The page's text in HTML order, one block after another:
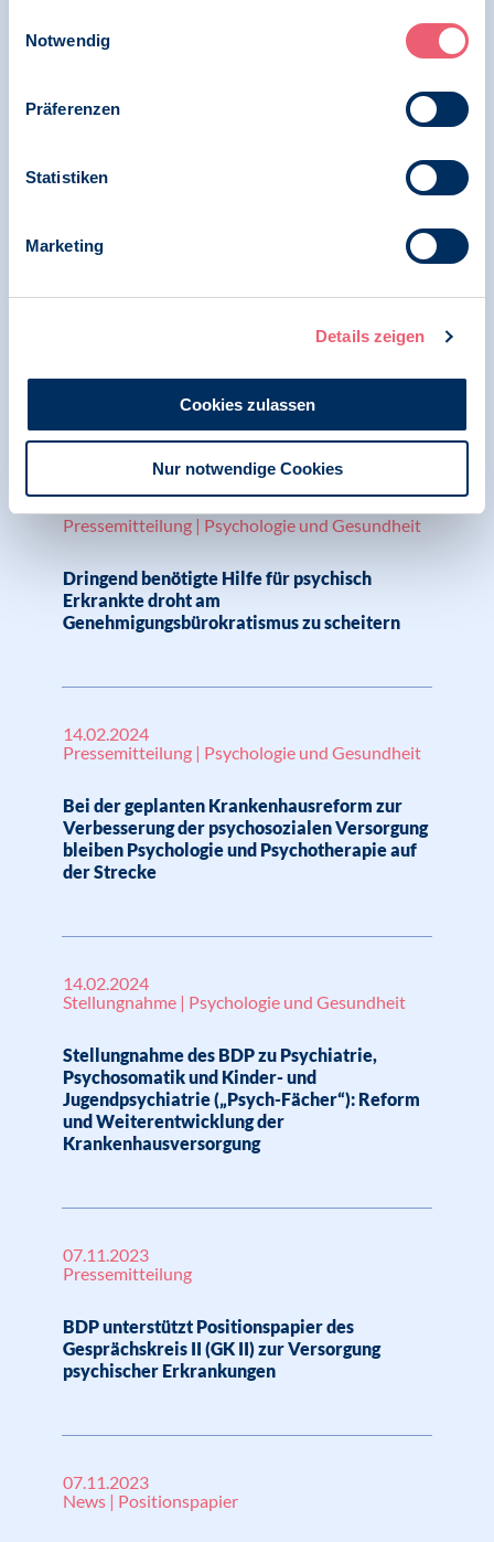
Notwendig
Präferenzen
Statistiken
Marketing
Details zeigen
Cookies zulassen
Nur notwendige Cookies
29.04.2024
Pressemitteilung | Psychologie und Gesundheit
Geplantes Gesetz zur
Versorgungsverbesserung in Krankenhäusern
Menschen brauchen eine verbesserte
Gesundheitsversorgung
31.03.2024
Versorgung wirklich verbessern!
Pressemitteilung | Psychologie und Gesundheit
Dringend benötigte Hilfe für psychisch
Erkrankte droht am
Genehmigungsbürokratismus zu scheitern
14.02.2024
Pressemitteilung | Psychologie und Gesundheit
Bei der geplanten Krankenhausreform zur
Verbesserung der psychosozialen Versorgung
bleiben Psychologie und Psychotherapie auf
der Strecke
14.02.2024
Stellungnahme | Psychologie und Gesundheit
Stellungnahme des BDP zu Psychiatrie,
Psychosomatik und Kinder- und
Jugendpsychiatrie („Psych-Fächer“): Reform
und Weiterentwicklung der
Krankenhausversorgung
07.11.2023
Pressemitteilung
BDP unterstützt Positionspapier des
Gesprächskreis II (GK II) zur Versorgung
psychischer Erkrankungen
07.11.2023
News | Positionspapier